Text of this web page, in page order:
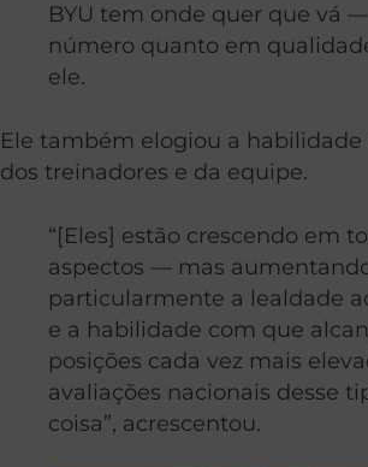
BYU tem onde quer que vá
número quanto em
ele.
Ele também elogiou a habilidade
dos treinadores e da equipe.
“[Eles] estão crescendo em
aspectos — mas
particularmente a lealdade
e a habilidade com que
posições cada vez mais
avaliações nacionais desse
coisa”, acrescentou.